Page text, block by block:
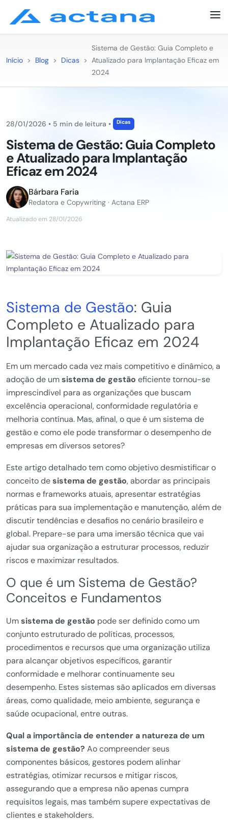
Início > Blog > Dicas >
Sistema de Gestão: Guia Completo e
Atualizado para Implantação Eficaz em
2024
28/01/2026 • 5 min de leitura • Dicas
Sistema de Gestão: Guia Completo
e Atualizado para Implantação
Eficaz em 2024
Bárbara Faria
Redatora e Copywriting · Actana ERP
Atualizado em 28/01/2026
Sistema de Gestão: Guia
Completo e Atualizado para
Implantação Eficaz em 2024
Em um mercado cada vez mais competitivo e dinâmico, a
adoção de umsistema de gestão eficiente tornou-se
imprescindível para as organizações que buscam
excelência operacional, conformidade regulatória e
melhoria contínua. Mas, afinal, o que é um sistema de
gestão e como ele pode transformar o desempenho de
empresas em diversos setores?
Este artigo detalhado tem como objetivo desmistificar o
conceito desistema de gestão, abordar as principais
normas e frameworks atuais, apresentar estratégias
práticas para sua implementação e manutenção, além de
discutir tendências e desafios no cenário brasileiro e
global. Prepare-se para uma imersão técnica que vai
ajudar sua organização a estruturar processos, reduzir
riscos e maximizar resultados.
O que é um Sistema de Gestão?
Conceitos e Fundamentos
Umsistema de gestão pode ser definido como um
conjunto estruturado de políticas, processos,
procedimentos e recursos que uma organização utiliza
para alcançar objetivos específicos, garantir
conformidade e melhorar continuamente seu
desempenho. Estes sistemas são aplicados em diversas
áreas, como qualidade, meio ambiente, segurança e
saúde ocupacional, entre outras.
Qual a importância de entender a natureza de um
sistema de gestão? Ao compreender seus
componentes básicos, gestores podem alinhar
estratégias, otimizar recursos e mitigar riscos,
assegurando que a empresa não apenas cumpra
requisitos legais, mas também supere expectativas de
clientes e stakeholders.